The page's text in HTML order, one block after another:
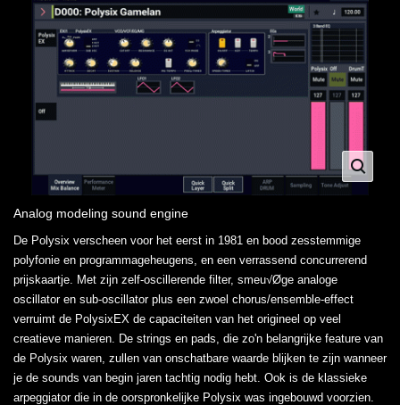
Analog modeling sound engine
De Polysix verscheen voor het eerst in 1981 en bood zesstemmige
polyfonie en programmageheugens, en een verrassend concurrerend
prijskaartje. Met zijn zelf-oscillerende filter, smeu√Øge analoge
oscillator en sub-oscillator plus een zwoel chorus/ensemble-effect
verruimt de PolysixEX de capaciteiten van het origineel op veel
creatieve manieren. De strings en pads, die zo'n belangrijke feature van
de Polysix waren, zullen van onschatbare waarde blijken te zijn wanneer
je de sounds van begin jaren tachtig nodig hebt. Ook is de klassieke
arpeggiator die in de oorspronkelijke Polysix was ingebouwd voorzien.